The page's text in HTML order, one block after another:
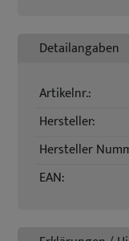
Detailangaben
Artikelnr.:
Hersteller:
Hersteller
EAN: